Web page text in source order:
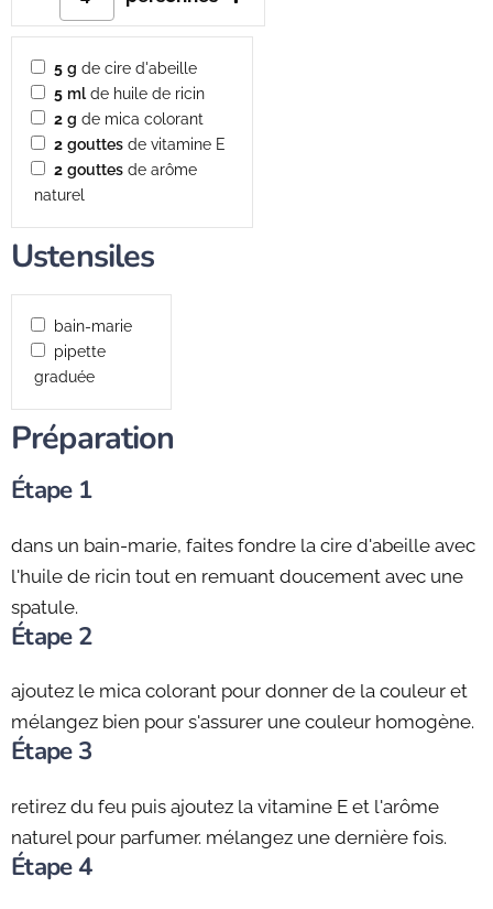
5 g de cire d'abeille
5 ml de huile de ricin
2 g de mica colorant
2 gouttes de vitamine E
2 gouttes de arôme
naturel
Ustensiles
bain-marie
pipette
graduée
Préparation
Étape 1
dans un bain-marie, faites fondre la cire d'abeille avec
l'huile de ricin tout en remuant doucement avec une
spatule.
Étape 2
ajoutez le mica colorant pour donner de la couleur et
mélangez bien pour s'assurer une couleur homogène.
Étape 3
retirez du feu puis ajoutez la vitamine E et l'arôme
naturel pour parfumer. mélangez une dernière fois.
Étape 4